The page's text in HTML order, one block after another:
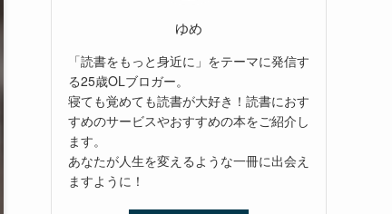
ゆめ
「読書をもっと身近に」をテーマに発信す
る25歳OLブロガー。
寝ても覚めても読書が大好き！読書におす
すめのサービスやおすすめの本をご紹介し
ます。
あなたが人生を変えるような一冊に出会え
ますように！